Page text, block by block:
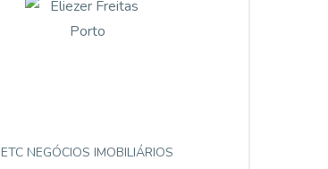
ETC NEGÓCIOS IMOBILIÁRIOS